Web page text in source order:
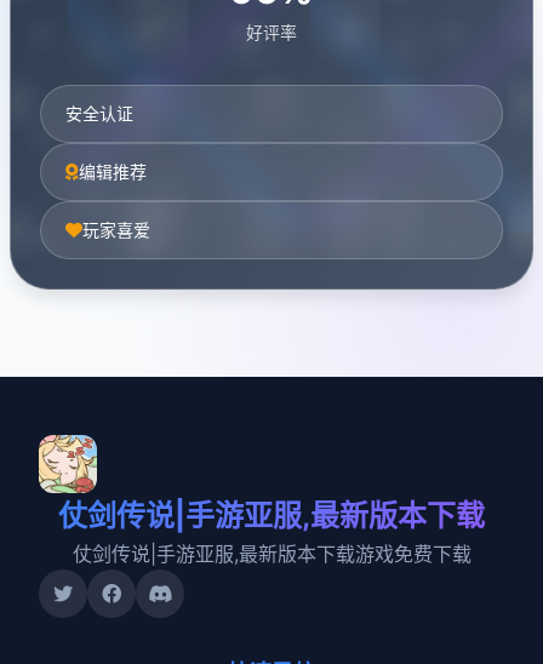
好评率
安全认证
编辑推荐
玩家喜爱
仗剑传说|手游亚服,最新版本下载
仗剑传说|手游亚服,最新版本下载游戏免费下载